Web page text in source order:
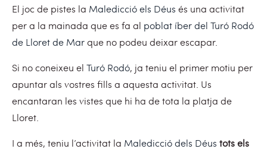
El joc de pistes la Maledicció els Déus és una activitat
per a la mainada que es fa al poblat íber del Turó Rodó
de Lloret de Marque no podeu deixar escapar.
Si no coneixeu el Turó Rodó, ja teniu el primer motiu per
apuntar als vostres fills a aquesta activitat. Us
encantaran les vistes que hi ha de tota la platja de
Lloret.
I a més, teniu l’activitat la Maledicció dels Déus tots els